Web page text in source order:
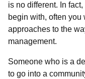
is no different. In
begin with, often
approaches to the
management.
Someone who is a
to go into a